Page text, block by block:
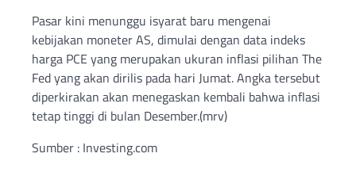
Pasar kini menunggu isyarat baru mengenai
kebijakan moneter AS, dimulai dengan data indeks
harga PCE yang merupakan ukuran inflasi pilihan The
Fed yang akan dirilis pada hari Jumat. Angka tersebut
diperkirakan akan menegaskan kembali bahwa inflasi
tetap tinggi di bulan Desember.(mrv)
Sumber : Investing.com